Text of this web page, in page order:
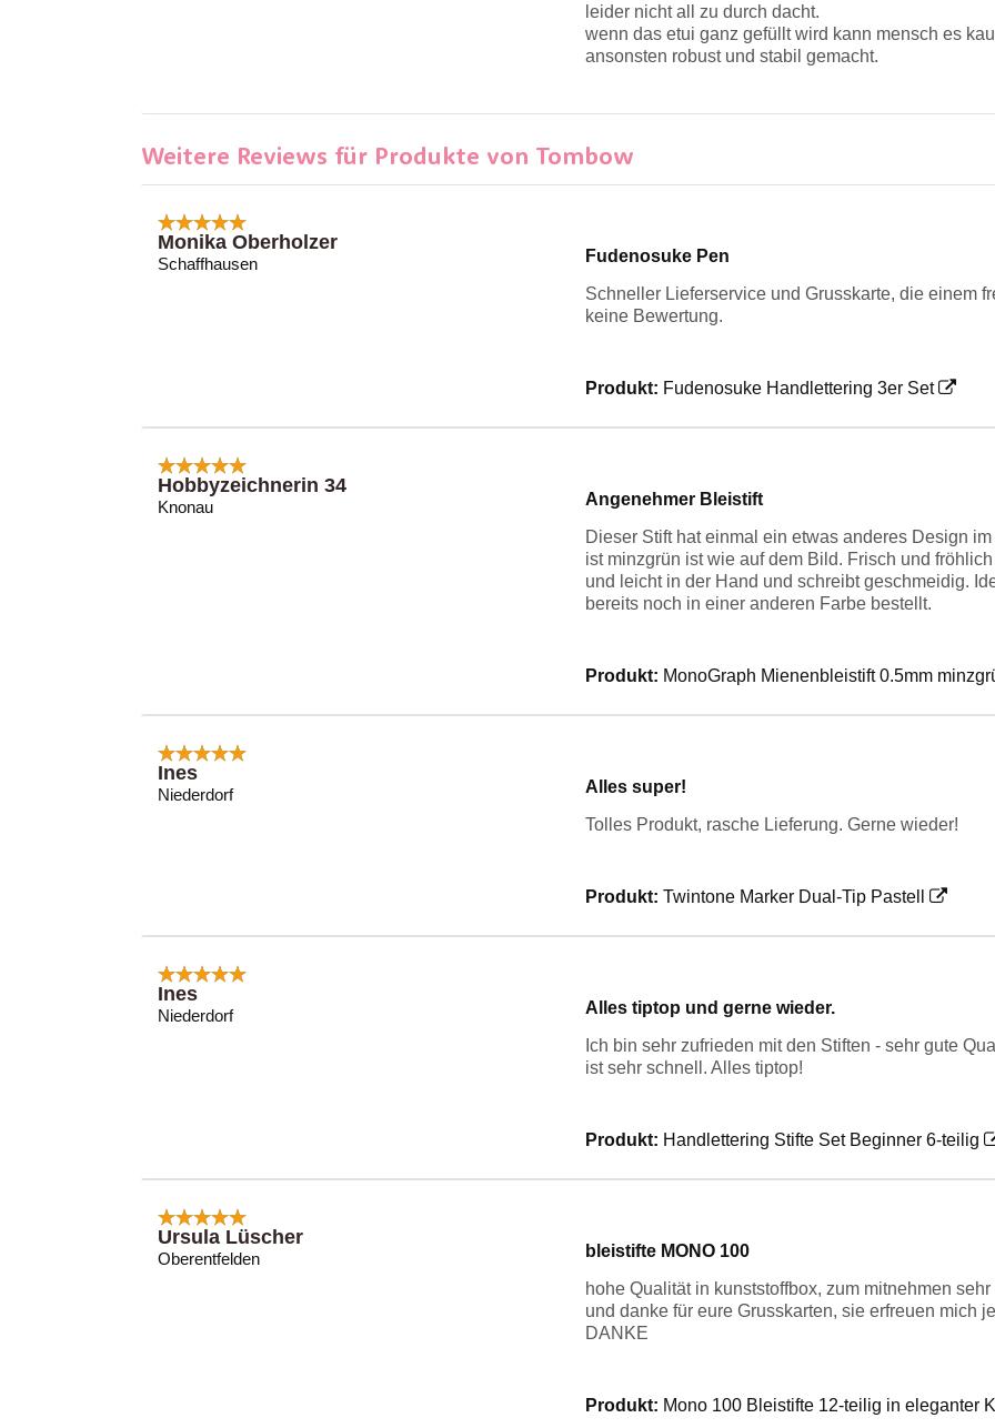
leider nicht all zu durch dacht.
wenn das etui ganz gefüllt wird kann mensch es
ansonsten robust und stabil gemacht.
Weitere Reviews für Produkte von Tombow
Monika Oberholzer
Schaffhausen
Fudenosuke Pen
Schneller Lieferservice und Grusskarte, die einem
keine Bewertung.
Produkt: Fudenosuke Handlettering 3er Set
Hobbyzeichnerin 34
Knonau
Angenehmer Bleistift
Dieser Stift hat einmal ein etwas anderes Design
ist minzgrün ist wie auf dem Bild. Frisch und
und leicht in der Hand und schreibt geschmeidig.
bereits noch in einer anderen Farbe bestellt.
Produkt: MonoGraph Mienenbleistift 0.5mm
Ines
Niederdorf
Alles super!
Tolles Produkt, rasche Lieferung. Gerne wieder!
Produkt:Twintone Marker Dual-Tip Pastell
Ines
Niederdorf
Alles tiptop und gerne wieder.
Ich bin sehr zufrieden mit den Stiften - sehr gute
ist sehr schnell. Alles tiptop!
Produkt: Handlettering Stifte Set Beginner 6-teilig
Ursula Lüscher
Oberentfelden
bleistifte MONO 100
hohe Qualität in kunststoffbox, zum mitnehmen
und danke für eure Grusskarten, sie erfreuen mich
DANKE
Produkt: Mono 100 Bleistifte 12-teilig in eleganter